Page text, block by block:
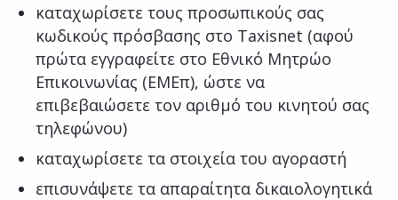
καταχωρίσετε τους προσωπικούς σας
κωδικούς πρόσβασης στο Taxisnet (αφού
πρώτα εγγραφείτε στο Εθνικό Μητρώο
Επικοινωνίας (ΕΜΕπ), ώστε να
επιβεβαιώσετε τον αριθμό του κινητού σας
τηλεφώνου)
καταχωρίσετε τα στοιχεία του αγοραστή
επισυνάψετε τα απαραίτητα δικαιολογητικά